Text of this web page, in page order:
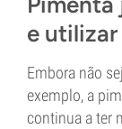
e utilizar
Embora não
exemplo, a
continua a ter